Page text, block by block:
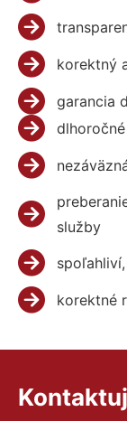
korektný
garancia
služby
korektné